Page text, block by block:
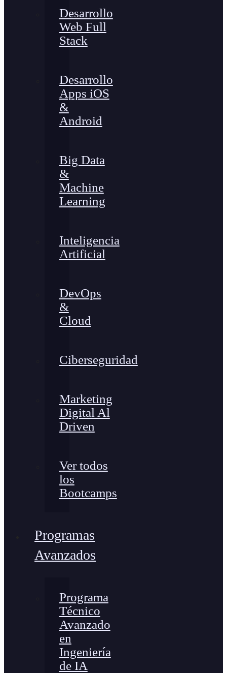
Desarrollo
Web Full
Stack
Desarrollo
Apps iOS
&
Android
Big Data
&
Machine
Learning
Inteligencia
Artificial
DevOps
&
Cloud
Ciberseguridad
Marketing
Digital Al
Driven
Ver todos
los
Bootcamps
Programas
Avanzados
Programa
Técnico
Avanzado
en
Ingeniería
de IA